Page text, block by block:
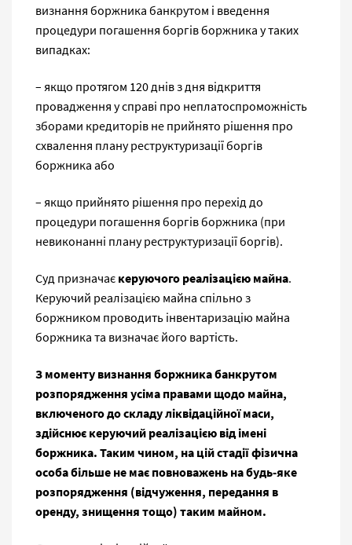
визнання боржника банкрутом і введення
процедури погашення боргів боржника у таких
випадках:
– якщо протягом 120 днів з дня відкриття
провадження у справі про неплатоспроможність
зборами кредиторів не прийнято рішення про
схвалення плану реструктуризації боргів
боржника або
– якщо прийнято рішення про перехід до
процедури погашення боргів боржника (при
невиконанні плану реструктуризації боргів).
Суд призначає керуючого реалізацією майна.
Керуючий реалізацією майна спільно з
боржником проводить інвентаризацію майна
боржника та визначає його вартість.
З моменту визнання боржника банкрутом
розпорядження усіма правами щодо майна,
включеного до складу ліквідаційної маси,
здійснює керуючий реалізацією від імені
боржника. Таким чином, на цій стадії фізична
особа більше не має повноважень на будь-яке
розпорядження (відчуження, передання в
оренду, знищення тощо) таким майном.